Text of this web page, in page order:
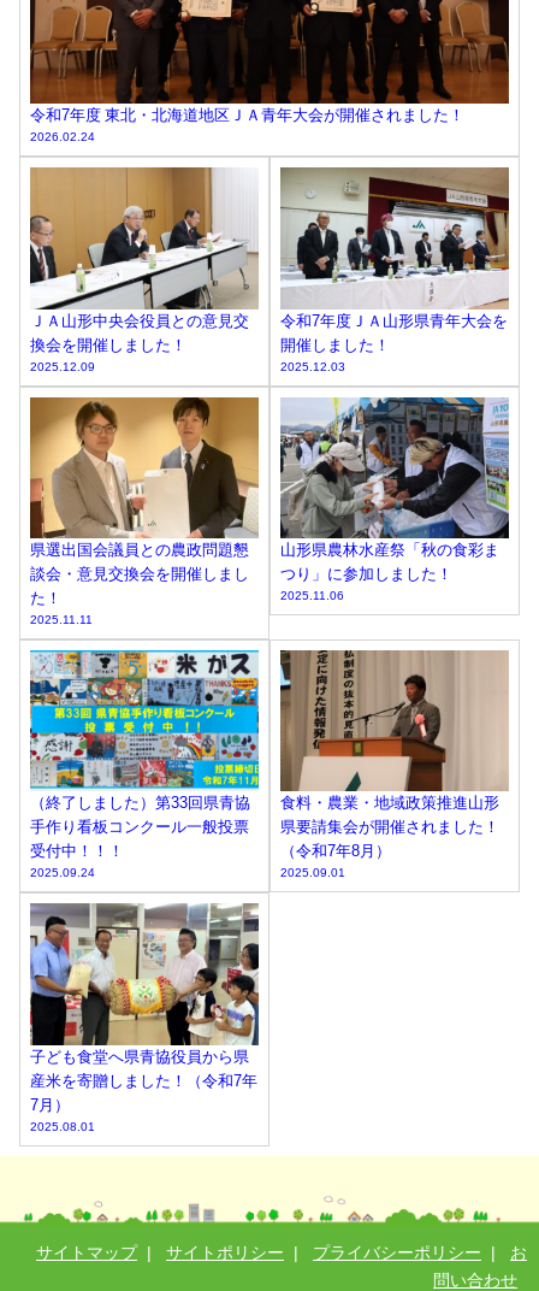
令和7年度 東北・北海道地区ＪＡ青年大会が開催されました！
2026.02.24
ＪＡ山形中央会役員との意見交
換会を開催しました！
2025.12.09
令和7年度ＪＡ山形県青年大会を
開催しました！
2025.12.03
県選出国会議員との農政問題懇
談会・意見交換会を開催しまし
た！
2025.11.11
山形県農林水産祭「秋の食彩ま
つり」に参加しました！
2025.11.06
（終了しました）第33回県青協
手作り看板コンクール一般投票
受付中！！！
2025.09.24
食料・農業・地域政策推進山形
県要請集会が開催されました！
（令和7年8月）
2025.09.01
子ども食堂へ県青協役員から県
産米を寄贈しました！（令和7年
7月）
2025.08.01
サイトマップ | サイトポリシー | プライバシーポリシー |
お
問い合わせ